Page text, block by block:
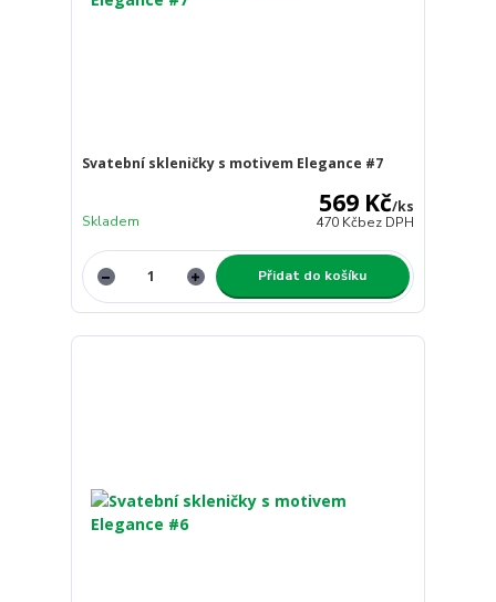
Svatební skleničky s motivem Elegance #7
569 Kč/ks
470 Kčbez DPH
Skladem
Přidat do košíku